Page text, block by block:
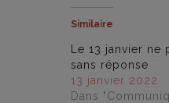
Similaire
Le 13 janvier
sans réponse
13 janvier 2022
Dans